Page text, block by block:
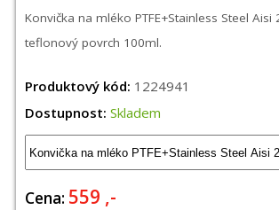
Konvička na mléko PTFE+Stainless Steel Aisi
teflonový povrch 100ml.
Produktový kód: 1224941
Dostupnost: Skladem
Cena: 559 ,-